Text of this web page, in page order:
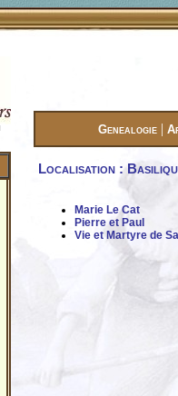
Genealogie |
Localisation :
Marie Le Cat
Pierre et Paul
Vie et Martyre de